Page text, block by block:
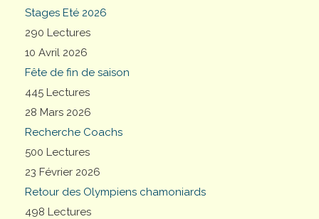
Stages Eté 2026
290 Lectures
10 Avril 2026
Fête de fin de saison
445 Lectures
28 Mars 2026
Recherche Coachs
500 Lectures
23 Février 2026
Retour des Olympiens chamoniards
498 Lectures